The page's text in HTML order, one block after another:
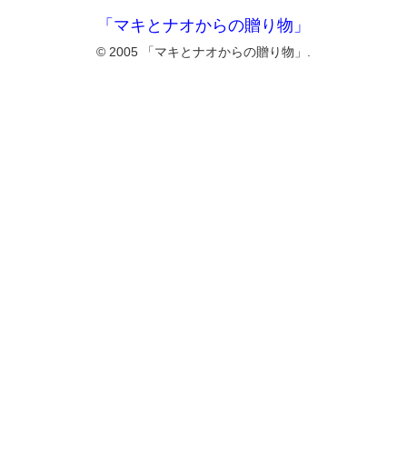
「マキとナオからの贈り物」
© 2005 「マキとナオからの贈り物」.